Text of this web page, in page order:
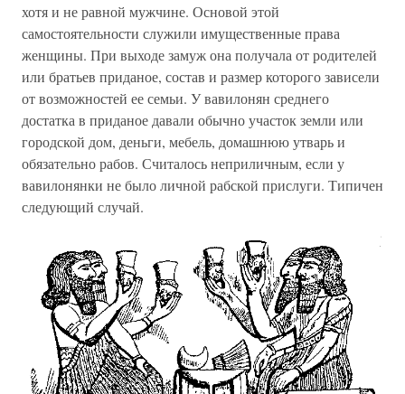
хотя и не равной мужчине. Основой этой
самостоятельности служили имущественные права
женщины. При выходе замуж она получала от родителей
или братьев приданое, состав и размер которого зависели
от возможностей ее семьи. У вавилонян среднего
достатка в приданое давали обычно участок земли или
городской дом, деньги, мебель, домашнюю утварь и
обязательно рабов. Считалось неприличным, если у
вавилонянки не было личной рабской прислуги. Типичен
следующий случай.